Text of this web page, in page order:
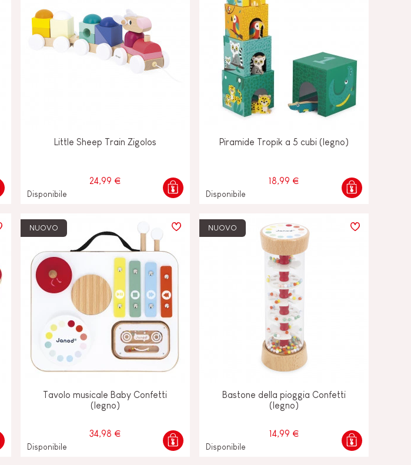
Little Sheep Train Zigolos
24,99 €
Disponibile
Piramide Tropik a 5 cubi (legno)
18,99 €
Disponibile
NUOVO
Tavolo musicale Baby Confetti
(legno)
34,98 €
Disponibile
NUOVO
Bastone della pioggia Confetti
(legno)
14,99 €
Disponibile